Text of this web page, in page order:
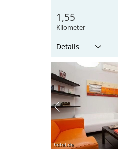
1,55
Kilometer
Details
hotel.de